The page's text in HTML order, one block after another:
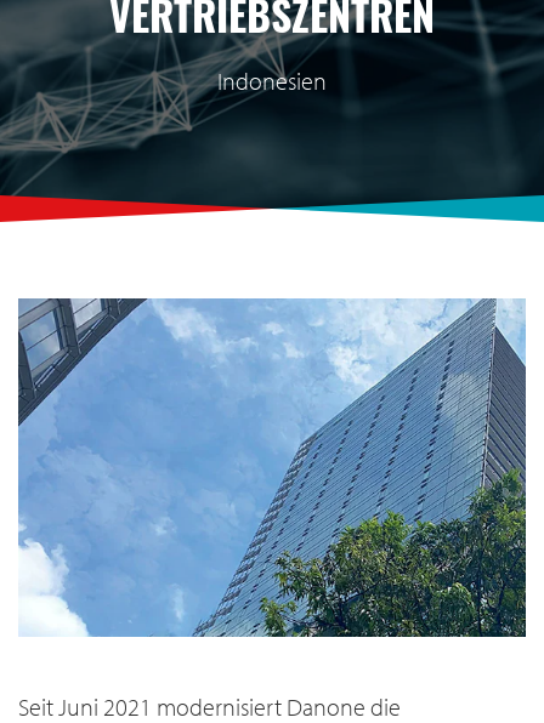
VERTRIEBSZENTREN
Indonesien
Seit Juni 2021 modernisiert Danone die